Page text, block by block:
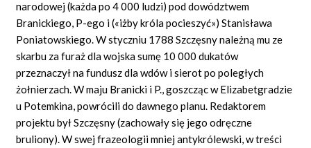
narodowej (każda po 4 000 ludzi) pod dowództwem
Branickiego, P-ego i («iżby króla pocieszyć») Stanisława
Poniatowskiego. W styczniu 1788 Szczęsny należną mu ze
skarbu za furaż dla wojska sumę 10 000 dukatów
przeznaczył na fundusz dla wdów i sierot po poległych
żołnierzach. W maju Branicki i P., goszcząc w Elizabetgradzie
u Potemkina, powrócili do dawnego planu. Redaktorem
projektu był Szczęsny (zachowały się jego odręczne
bruliony). W swej frazeologii mniej antykrólewski, w treści